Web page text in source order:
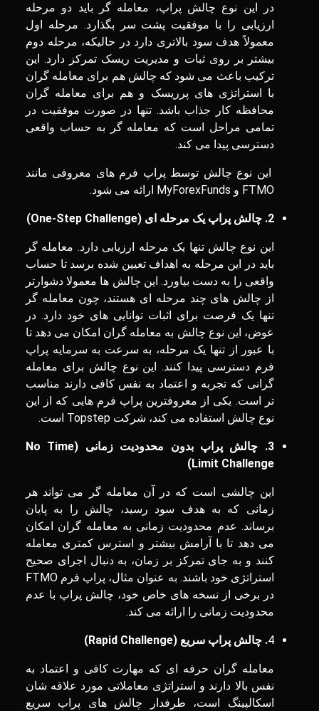
در این نوع چالش‌ پراپ، معامله‌ گر باید دو مرحله
ارزیابی را با موفقیت پشت سر بگذارد. مرحله اول
معمولاً هدف سود بالاتری دارد در حالیکه، مرحله دوم
بیشتر بر روی ثبات و مدیریت ریسک تمرکز دارد. این
ترکیب باعث می ‌شود که چالش هم برای معامله ‌گران
با استراتژی ‌های پرریسک و هم برای معامله ‌گران
محافظه ‌کار جذاب باشد. تنها در صورت موفقیت در
تمامی مراحل است که معامله‌ گر به حساب واقعی
دسترسی پیدا می‌ کند.
این نوع چالش توسط پراپ فرم‌ های معروفی مانند
FTMO و MyForexFunds ارائه می ‌شود.
2. چالش پراپ یک مرحله ‌ای (One-Step Challenge
)
این نوع چالش تنها یک مرحله ارزیابی دارد. معامله ‌گر
باید در این مرحله به اهداف تعیین شده برسد تا حساب
واقعی را به دست بیاورد. این چالش ‌ها معمولا دشوارتر
از چالش‌ های چند مرحله ‌ای هستند، چون معامله‌ گر
تنها یک فرصت برای اثبات توانایی ‌های خود دارد. در
عوض، این نوع چالش به معامله‌ گران امکان می ‌دهد تا
با عبور از تنها یک مرحله، به سرعت به سرمایه پراپ
فرم دسترسی پیدا کنند. این نوع چالش برای معامله
‌گرانی که تجربه و اعتماد به نفس کافی دارند مناسب
تر است. یکی از معروفترین پراپ فرم هایی که از این
نوع چالش استفاده می کند، شرکت Topstep است.
3. چالش پراپ بدون محدودیت زمانی (No Time
Limit Challenge
)
این چالشی است که در آن معامله‌ گر می‌ تواند هر
زمانی که به هدف سود رسید، چالش را به پایان
برساند. عدم محدودیت زمانی به معامله ‌گران امکان
می ‌دهد تا با آرامش بیشتر و استرس کمتری معامله
کنند و به جای تمرکز بر زمان، به دنبال اجرای صحیح
استراتژی خود باشند. به عنوان مثال، پراپ فرم FTMO
در برخی از نسخه های خاص خود، چالش پراپ با عدم
محدودیت زمانی را ارائه می ‌کند.
4. چالش‌ پراپ سریع (Rapid Challenge
)
معامله‌ گران حرفه ای که مهارت کافی و اعتماد به
نفس بالا دارند و استراتژی‌ معاملاتی مورد علاقه شان
اسکالپینگ است، طرفدار چالش های پراپ سریع